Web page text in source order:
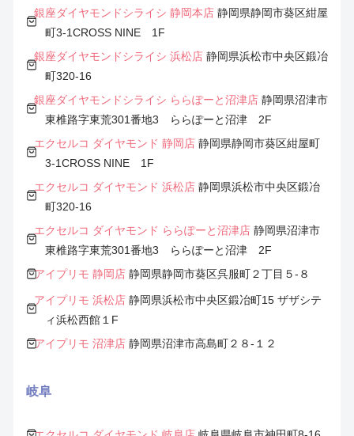
銀座ダイヤモンドシライシ 静岡本店 静岡県静岡市葵区紺屋
町3-1CROSS NINE 1F
銀座ダイヤモンドシライシ 浜松店 静岡県浜松市中央区鍛冶
町320-16
銀座ダイヤモンドシライシ ららぽーと沼津店 静岡県沼津市
東椎路字東荒301番地3 ららぽーと沼津 2F
エクセルコ ダイヤモンド 静岡店 静岡県静岡市葵区紺屋町
3-1CROSS NINE 1F
エクセルコ ダイヤモンド 浜松店 静岡県浜松市中央区鍛冶
町320-16
エクセルコ ダイヤモンド ららぽーと沼津店 静岡県沼津市
東椎路字東荒301番地3 ららぽーと沼津 2F
アイプリモ 静岡店 静岡県静岡市葵区呉服町２丁目５-８
アイプリモ 浜松店 静岡県浜松市中央区鍛冶町15 ザザシテ
ィ浜松西館１F
アイプリモ 沼津店 静岡県沼津市高島町２８-１２
岐阜